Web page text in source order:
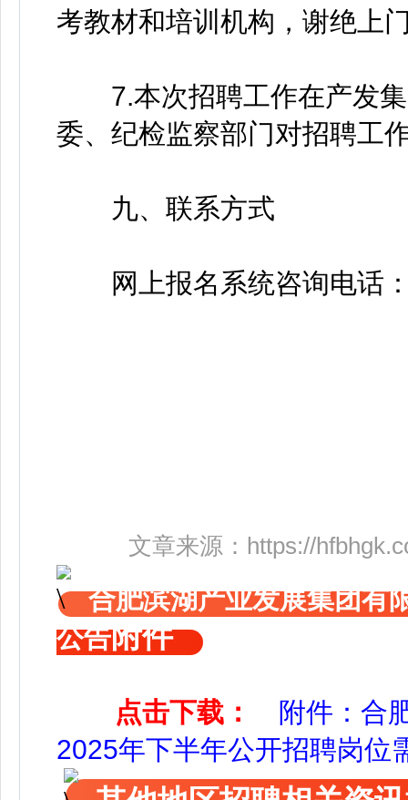
考教材和培训机构，谢绝上
7.本次招聘工作在产发集
委、纪检监察部门对招聘工
九、联系方式
网上报名系统咨询电话：
文章来源： https://
合肥滨湖产业发展集团有
公告附件
点击下载：
附件：合
2025年下半年公开招聘岗位